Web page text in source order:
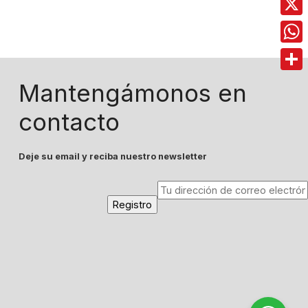
Mantengámonos en
contacto
Deje su email y reciba nuestro newsletter
X